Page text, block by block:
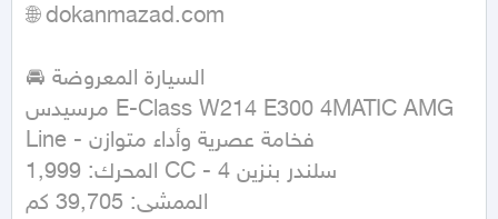
🌐 dokanmazad.com
🚘 السيارة المعروضة
مرسيدس E-Class W214 E300 4MATIC AMG
Line - فخامة عصرية وأداء متوازن
المحرك: 1,999 CC - 4 سلندر بنزين
الممشى: 39,705 كم